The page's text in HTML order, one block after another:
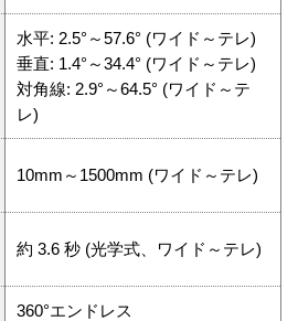
水平: 2.5°～57.6° (ワイド～テレ)
垂直: 1.4°～34.4° (ワイド～テレ)
対角線: 2.9°～64.5° (ワイド～テ
レ)
10mm～1500mm (ワイド～テレ)
約 3.6 秒 (光学式、ワイド～テレ)
360°エンドレス